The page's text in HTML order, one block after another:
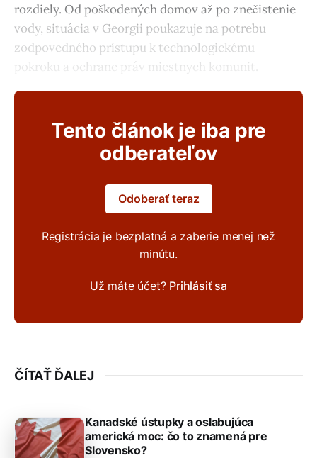
rozdiely. Od poškodených domov až po znečistenie
vody, situácia v Georgii poukazuje na potrebu
zodpovedného prístupu k technologickému
pokroku a ochrane práv miestnych komunít.
Tento článok je iba pre
odberateľov
Odoberať teraz
Registrácia je bezplatná a zaberie menej než
minútu.
Už máte účet? Prihlásiť sa
ČÍTAŤ ĎALEJ
Kanadské ústupky a oslabujúca
americká moc: čo to znamená pre
Slovensko?